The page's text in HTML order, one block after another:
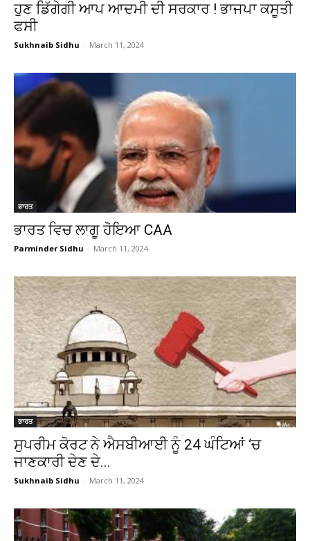
ਹੁਣ ਡਿੱਗੇਗੀ ਆਪ ਆਦਮੀ ਦੀ ਸਰਕਾਰ ! ਭਾਜਪਾ ਕਸੂਤੀ
ਫਸੀ
Sukhnaib Sidhu - March 11, 2024
ਭਾਰਤ
ਭਾਰਤ ਵਿਚ ਲਾਗੂ ਹੋਇਆ CAA
Parminder Sidhu - March 11, 2024
ਭਾਰਤ
ਸੁਪਰੀਮ ਕੋਰਟ ਨੇ ਐਸਬੀਆਈ ਨੂੰ 24 ਘੰਟਿਆਂ ‘ਚ
ਜਾਣਕਾਰੀ ਦੇਣ ਦੇ...
Sukhnaib Sidhu - March 11, 2024